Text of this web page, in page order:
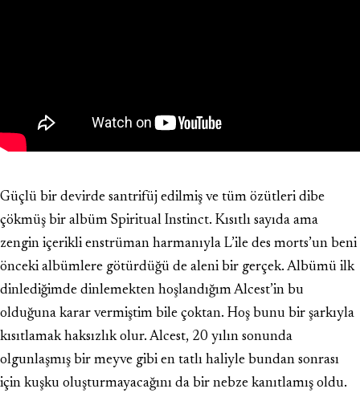
Güçlü bir devirde santrifüj edilmiş ve tüm özütleri dibe
çökmüş bir albüm Spiritual Instinct. Kısıtlı sayıda ama
zengin içerikli enstrüman harmanıyla L’ile des morts’un beni
önceki albümlere götürdüğü de aleni bir gerçek. Albümü ilk
dinlediğimde dinlemekten hoşlandığım Alcest’in bu
olduğuna karar vermiştim bile çoktan. Hoş bunu bir şarkıyla
kısıtlamak haksızlık olur. Alcest, 20 yılın sonunda
olgunlaşmış bir meyve gibi en tatlı haliyle bundan sonrası
için kuşku oluşturmayacağını da bir nebze kanıtlamış oldu.